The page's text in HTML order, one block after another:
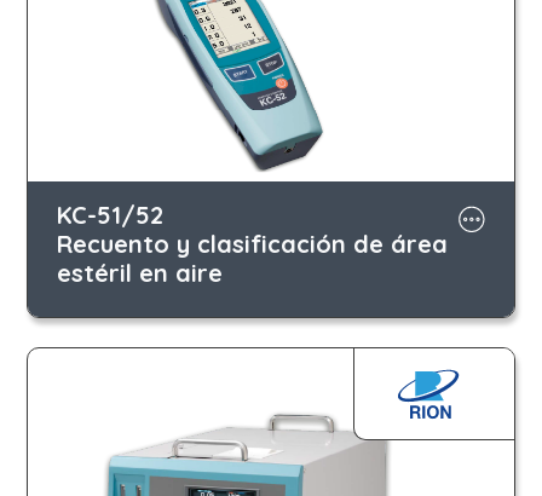
KC-51/52
Recuento y clasificación de área
estéril en aire